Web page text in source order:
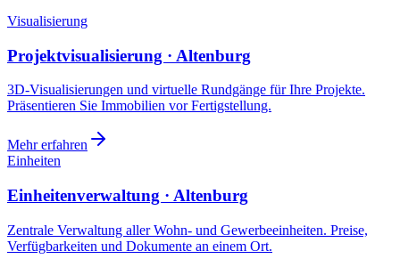
Visualisierung
Projektvisualisierung · Altenburg
3D-Visualisierungen und virtuelle Rundgänge für Ihre Projekte.
Präsentieren Sie Immobilien vor Fertigstellung.
Mehr erfahren
Einheiten
Einheitenverwaltung · Altenburg
Zentrale Verwaltung aller Wohn- und Gewerbeeinheiten. Preise,
Verfügbarkeiten und Dokumente an einem Ort.